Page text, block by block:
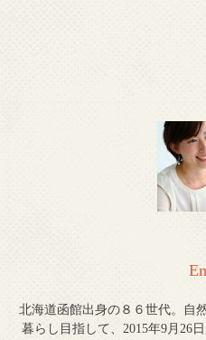
北海道函館出身の８６世代。自
暮らし目指して、2015年9月26